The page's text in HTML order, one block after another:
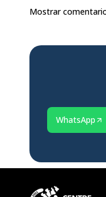
Mostrar
WhatsApp